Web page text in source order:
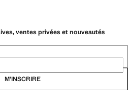
ventes privées et nouveautés
M’INSCRIRE